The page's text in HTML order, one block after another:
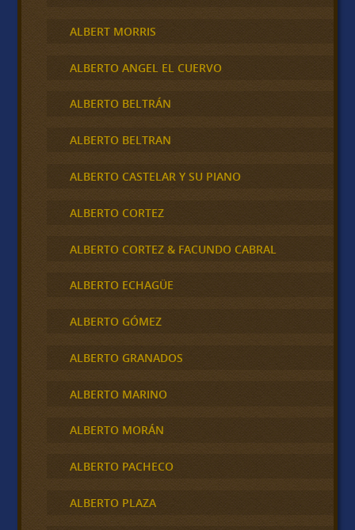
ALBERT MORRIS
ALBERTO ANGEL EL CUERVO
ALBERTO BELTRÁN
ALBERTO BELTRAN
ALBERTO CASTELAR Y SU PIANO
ALBERTO CORTEZ
ALBERTO CORTEZ & FACUNDO CABRAL
ALBERTO ECHAGÜE
ALBERTO GÓMEZ
ALBERTO GRANADOS
ALBERTO MARINO
ALBERTO MORÁN
ALBERTO PACHECO
ALBERTO PLAZA